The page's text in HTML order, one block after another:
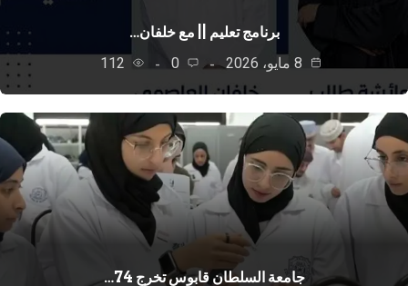
برنامج تعليم || مع خلفان…
0
112
جامعة السلطان قابوس تخرج 74…